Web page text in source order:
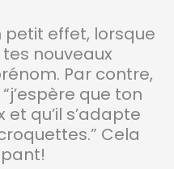
petit effet, lorsque
nouveaux
Par contre,
que ton
qu’il s’adapte
Cela